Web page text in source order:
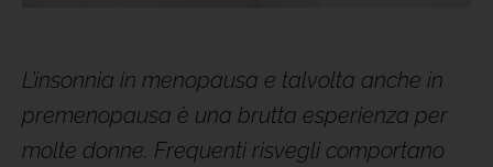
L’insonnia in menopausa e talvolta anche in
premenopausa è una brutta esperienza per
molte donne. Frequenti risvegli comportano